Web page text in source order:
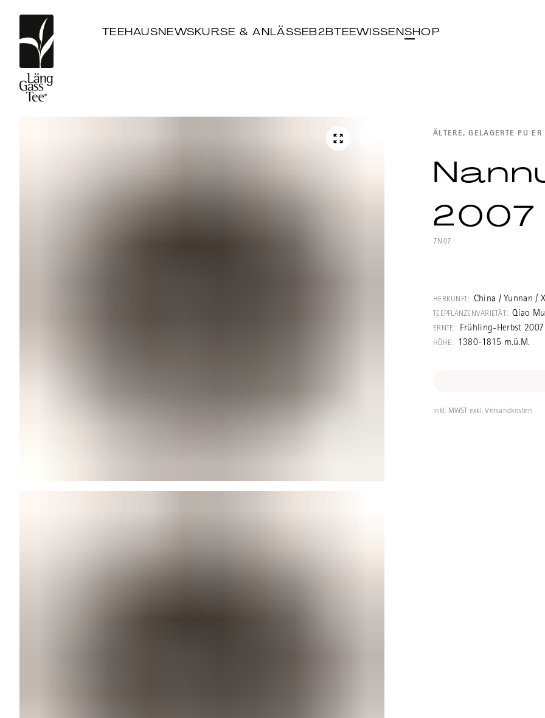
TEEHAUSNEWSKURSE & ANLÄSSEB2BTEEWISSENSHOP
ÄLTERE, GELAGERTE PU ER
2007
7N07
Nannuoshan,
unsere
Ausschliesslich
Lage.
Herbst und
HERKUNFT: China / Yunnan /
TEEPFLANZENVARIETÄT: Qiao
ERNTE: Frühling-Herbst 2007
HÖHE: 1380-1815 m.ü.M.
inkl. MWST exkl. Versandkosten